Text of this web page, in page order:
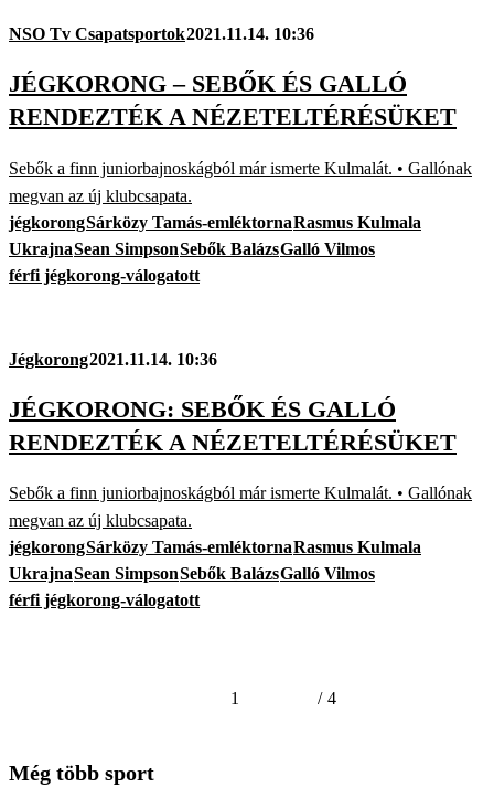
NSO Tv Csapatsportok2021.11.14. 10:36
JÉGKORONG – SEBŐK ÉS GALLÓ
RENDEZTÉK A NÉZETELTÉRÉSÜKET
Sebők a finn juniorbajnoskágból már ismerte Kulmalát. • Gallónak
megvan az új klubcsapata.
jégkorongSárközy Tamás-emléktornaRasmus Kulmala
UkrajnaSean SimpsonSebők BalázsGalló Vilmos
férfi jégkorong-válogatott
Jégkorong2021.11.14. 10:36
JÉGKORONG: SEBŐK ÉS GALLÓ
RENDEZTÉK A NÉZETELTÉRÉSÜKET
Sebők a finn juniorbajnoskágból már ismerte Kulmalát. • Gallónak
megvan az új klubcsapata.
jégkorongSárközy Tamás-emléktornaRasmus Kulmala
UkrajnaSean SimpsonSebők BalázsGalló Vilmos
férfi jégkorong-válogatott
1 / 4
Még több sport